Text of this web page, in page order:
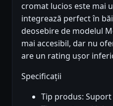
cromat lucios este mai
integrează perfect în
deosebire de modelul
mai accesibil, dar nu
are un rating ușor
Specificații
Tip produs: